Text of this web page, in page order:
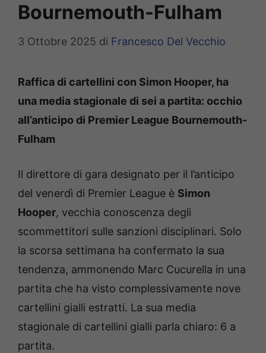
Bournemouth-Fulham
3 Ottobre 2025 di Francesco Del Vecchio
Raffica di cartellini con Simon Hooper, ha
una media stagionale di sei a partita: occhio
all’anticipo di Premier League Bournemouth-
Fulham
Il direttore di gara designato per il l’anticipo
del venerdì di Premier League è Simon
Hooper, vecchia conoscenza degli
scommettitori sulle sanzioni disciplinari. Solo
la scorsa settimana ha confermato la sua
tendenza, ammonendo Marc Cucurella in una
partita che ha visto complessivamente nove
cartellini gialli estratti. La sua media
stagionale di cartellini gialli parla chiaro: 6 a
partita.